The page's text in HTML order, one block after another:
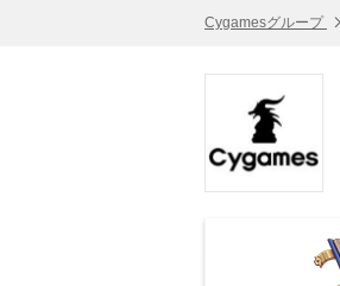
Cygamesグループ